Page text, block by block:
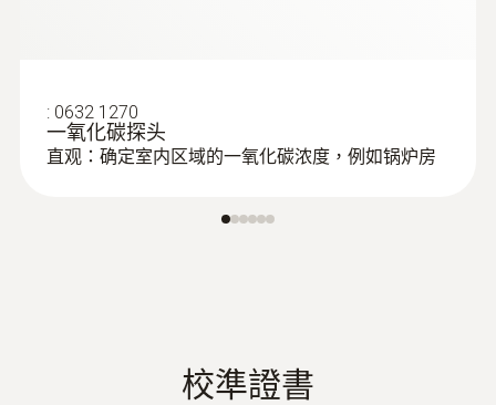
: 0632 1270
一氧化碳探头
直观：确定室内区域的一氧化碳浓度，例如锅炉房
校準證書